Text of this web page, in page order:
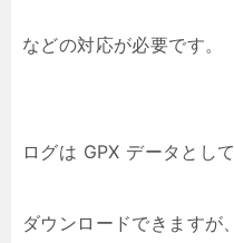
などの対応が必要です。
ログは GPX データとして
ダウンロードできますが、